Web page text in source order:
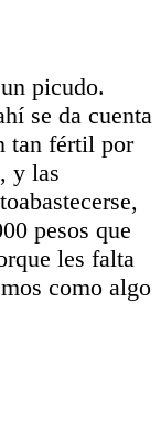
picudo.
se da cuenta
tan fértil por
y las
pesos que
les falta
como algo